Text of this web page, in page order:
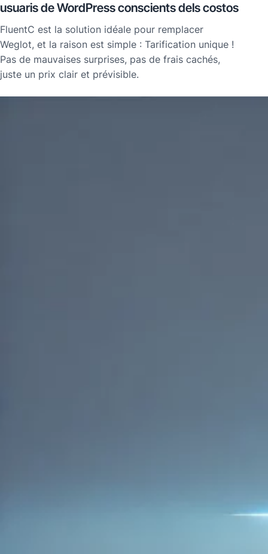
usuaris de WordPress conscients dels costos
FluentC est la solution idéale pour remplacer
Weglot, et la raison est simple : Tarification unique !
Pas de mauvaises surprises, pas de frais cachés,
juste un prix clair et prévisible.